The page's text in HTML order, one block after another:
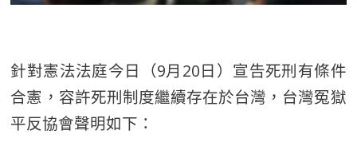
針對憲法法庭今日（9月20日）宣告死刑有條件
合憲，容許死刑制度繼續存在於台灣，台灣冤獄
平反協會聲明如下：